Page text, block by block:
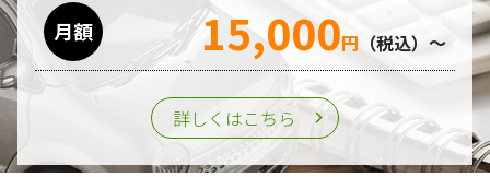
第三者への提供
個人情報は、ご本人の同意を得た場合または法令の定めがあ
る場合を除き、第三者に提供することはいたしません。
個人情報の管理
月額 15,000円 （税込）～
詳しくはこちら